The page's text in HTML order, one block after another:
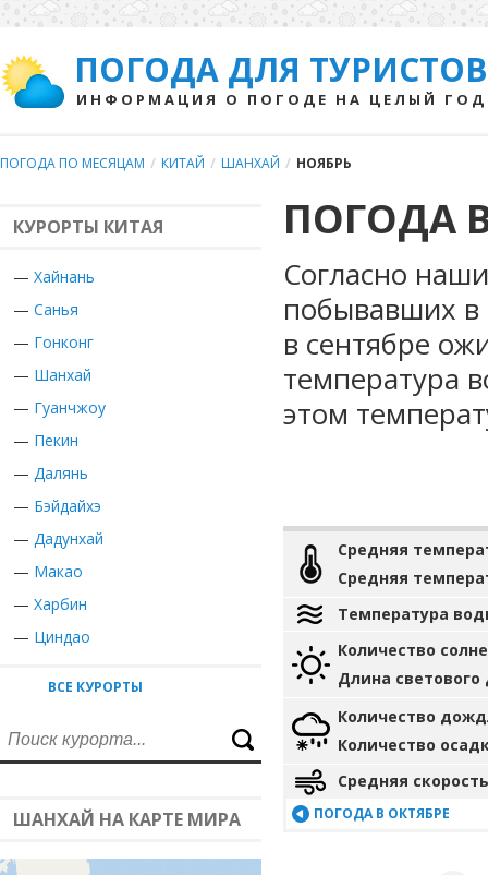
ПОГОДА ДЛЯ ТУРИСТОВ
ИНФОРМАЦИЯ О ПОГОДЕ НА ЦЕЛЫЙ ГОД
ПОГОДА ПО МЕСЯЦАМ / КИТАЙ / ШАНХАЙ / НОЯБРЬ
КУРОРТЫ КИТАЯ
— Хайнань
— Санья
— Гонконг
— Шанхай
— Гуанчжоу
— Пекин
— Далянь
— Бэйдайхэ
— Дадунхай
— Макао
— Харбин
— Циндао
ВСЕ КУРОРТЫ
ШАНХАЙ НА КАРТЕ МИРА
ПОГОДА
Согласно
побывавших в
в сентябре
температура
этом
Средняя
Средняя
Температура
Количество
Длина светового
Количество
Количество
Средняя
ПОГОДА В ОКТЯБРЕ